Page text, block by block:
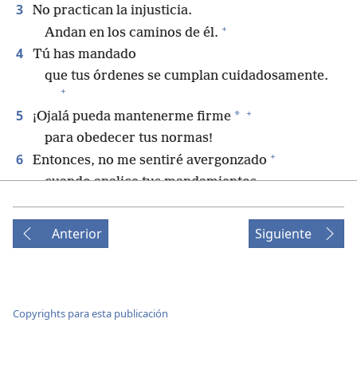
3
No practican la injusticia.
Andan en los caminos de él. +
4
Tú has mandado
que tus órdenes se cumplan cuidadosamente.
+
5 ¡Ojalá pueda mantenerme firme * +
para obedecer tus normas!
6 Entonces, no me sentiré avergonzado +
cuando analice tus mandamientos.
7 Te alabaré con un corazón recto
cuando aprenda tus justas sentencias.
8 Obedeceré tus normas.
9 ¿Cómo puede un joven mantener limpio
Anterior Siguiente
Copyrights para esta publicación